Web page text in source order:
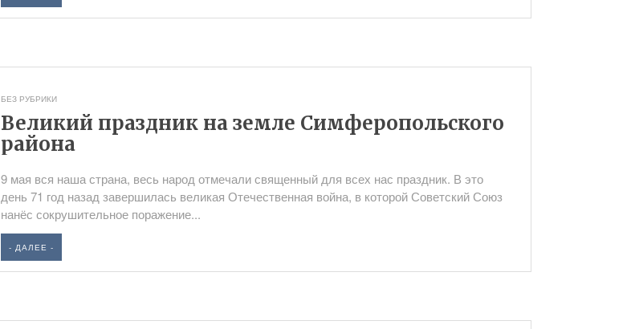
БЕЗ РУБРИКИ
Великий праздник на земле Симферопольского
района
9 мая вся наша страна, весь народ отмечали священный для всех нас праздник. В это
день 71 год назад завершилась великая Отечественная война, в которой Советский Союз
нанёс сокрушительное поражение...
- ДАЛЕЕ -